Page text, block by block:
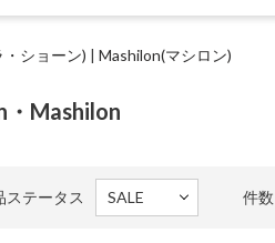
ショーン) | Mashilon(マシロン)
・Mashilon
ステータス 件数